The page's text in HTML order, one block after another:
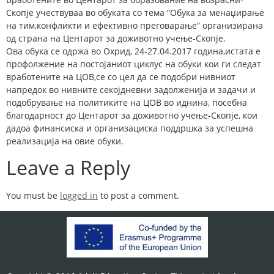
Скопје учествуваа во обуката со тема “Обука за менаџирање
на тим,конфликти и ефективно преговарање” организирана
од страна на Центарот за доживотно учење-Скопје.
Ова обука се одржа во Охрид, 24-27.04.2017 година,истата е
профолжение на постојаниот циклус на обуки кои ги следат
вработените на ЦОВ,се со цел да се подобри нивниот
напредок во нивните секојдневни задолженија и задачи и
подобрување на политиките на ЦОВ во иднина, посебна
благодарност до Центарот за доживотно учење-Скопје, кои
дадоа финансиска и организациска поддршка за успешна
реализација на овие обуки.
Leave a Reply
You must be logged in to post a comment.